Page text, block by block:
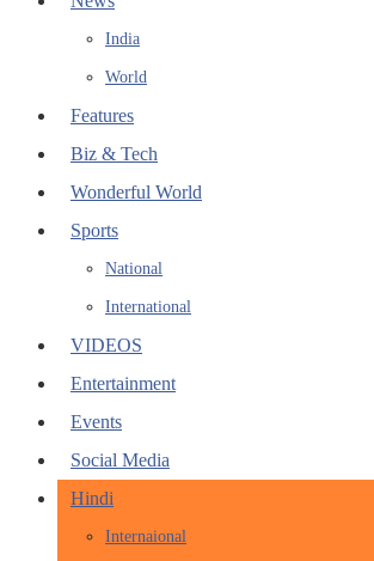
India
World
Features
Biz & Tech
Wonderful World
Sports
National
International
VIDEOS
Entertainment
Events
Social Media
Hindi
Internaional